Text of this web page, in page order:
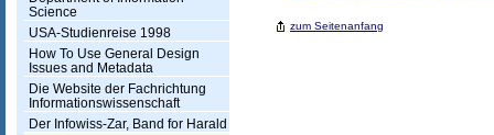
o
n
s
w
Science
USA-Studienreise 1998
How To Use General Design
Issues and Metadata
Die Website der Fachrichtung
Informationswissenschaft
Der Infowiss-Zar, Band for Harald
zum Seitenanfang